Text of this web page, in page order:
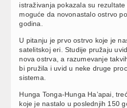
istraživanja pokazala su
moguće da novonastalo ostrvo
godina.
U pitanju je prvo ostrvo koje je
satelitskoj eri. Studije pružaju
nova ostrva, a razumevanje
bi pružila i uvid u neke druge
sistema.
Hunga Tonga-Hunga Ha’apai,
koje je nastalo u poslednjih 150